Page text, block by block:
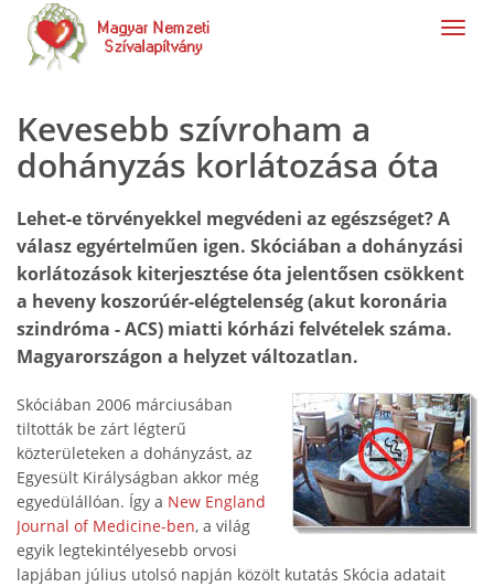
Kevesebb szívroham a
dohányzás korlátozása óta
Lehet-e törvényekkel megvédeni az egészséget? A
válasz egyértelműen igen. Skóciában a dohányzási
korlátozások kiterjesztése óta jelentősen csökkent
a heveny koszorúér-elégtelenség (akut koronária
szindróma - ACS) miatti kórházi felvételek száma.
Magyarországon a helyzet változatlan.
Skóciában 2006 márciusában
tiltották be zárt légterű
közterületeken a dohányzást, az
Egyesült Királyságban akkor még
egyedülállóan. Így a New England
Journal of Medicine-ben, a világ
egyik legtekintélyesebb orvosi
lapjában július utolsó napján közölt kutatás Skócia adatait